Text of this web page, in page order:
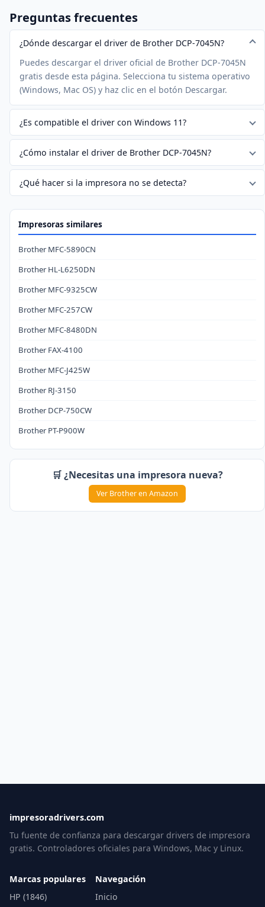
Preguntas frecuentes
¿Dónde descargar el driver de Brother DCP-7045N?
Puedes descargar el driver oficial de Brother DCP-7045N
gratis desde esta página. Selecciona tu sistema operativo
(Windows, Mac OS) y haz clic en el botón Descargar.
¿Es compatible el driver con Windows 11?
¿Cómo instalar el driver de Brother DCP-7045N?
¿Qué hacer si la impresora no se detecta?
Impresoras similares
Brother MFC-5890CN
Brother HL-L6250DN
Brother MFC-9325CW
Brother MFC-257CW
Brother MFC-8480DN
Brother FAX-4100
Brother MFC-J425W
Brother RJ-3150
Brother DCP-750CW
Brother PT-P900W
🛒 ¿Necesitas una impresora nueva?
Ver Brother en Amazon
impresoradrivers.com
Tu fuente de confianza para descargar drivers de impresora
gratis. Controladores oficiales para Windows, Mac y Linux.
Marcas populares
HP (1846)
Navegación
Inicio